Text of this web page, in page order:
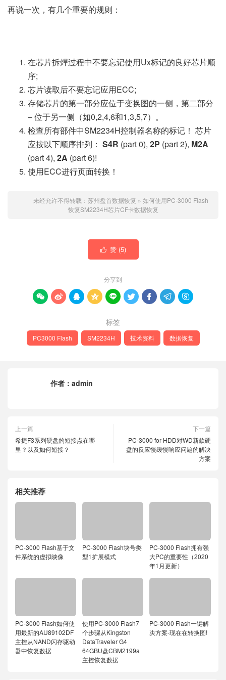
再说一次，有几个重要的规则：
在芯片拆焊过程中不要忘记使用Ux标记的良好芯片顺
序;
芯片读取后不要忘记应用ECC;
存储芯片的第一部分应位于变换图的一侧，第二部分
– 位于另一侧（如0,2,4,6和1,3,5,7）。
检查所有部件中SM2234H控制器名称的标记！ 芯片
应按以下顺序排列： S4R (part 0), 2P (part 2), M2A
(part 4), 2A (part 6)!
使用ECC进行页面转换！
未经允许不得转载： 苏州盘首数据恢复 » 如何使用PC-3000 Flash
恢复SM2234H芯片CF卡数据恢复
 赞 (5)
分享到
        
标签
PC3000 Flash SM2234H 技术资料 数据恢复
作者： admin
上一篇
希捷F3系列硬盘的短接点在哪
里？以及如何短接？
下一篇
PC-3000 for HDD对WD新款硬
盘的反应慢缓慢响应问题的解决
方案
相关推荐
PC-3000 Flash基于文
件系统的虚拟映像
PC-3000 Flash块号类
型1扩展模式
PC-3000 Flash拥有强
大PC的重要性（2020
年1月更新）
PC-3000 Flash如何使
用最新的AU89102DF
主控从NAND闪存驱动
器中恢复数据
使用PC-3000 Flash7
个步骤从Kingston
DataTraveler G4
64GBU盘CBM2199a
主控恢复数据
PC-3000 Flash一键解
决方案-现在在转换图!